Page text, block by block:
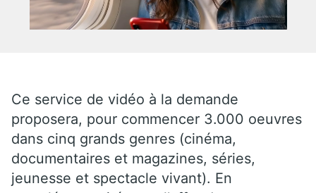
Ce service de vidéo à la demande
proposera, pour commencer 3.000 oeuvres
dans cinq grands genres (cinéma,
documentaires et magazines, séries,
jeunesse et spectacle vivant). En